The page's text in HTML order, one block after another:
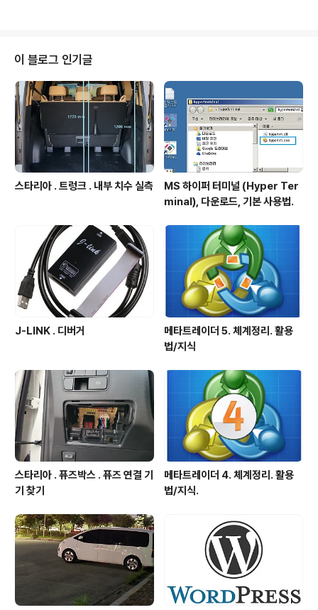
Studio 로 제작된 것인지 확인가능하다. 아래예는 VS201
9 에서 작업된 솔루션 파일의 아이콘에 보이는 숫자가 16
임을 알 수 있다. 아래 예는 VS2010 에서 작업된 솔루션
파일인데 10 이 표시되어있다. Visual Studio 년도버전별
실제 관리 버전 번호..
이 블로그 인기글
스타리아 . 트렁크 . 내부 치수 실측
MS 하이퍼 터미널 (Hyper Ter
minal), 다운로드, 기본 사용법.
J-LINK . 디버거
메타트레이더 5. 체계정리. 활용
법/지식
스타리아 . 퓨즈박스 . 퓨즈 연결 기
기 찾기
메타트레이더 4. 체계정리. 활용
법/지식.